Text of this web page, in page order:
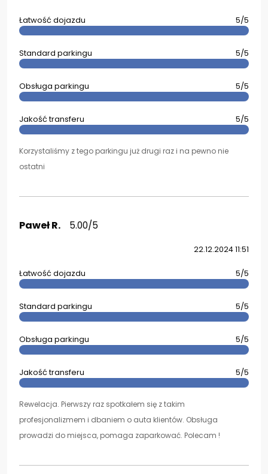
Łatwość dojazdu 5/5
Standard parkingu 5/5
Obsługa parkingu 5/5
Jakość transferu 5/5
Korzystaliśmy z tego parkingu już drugi raz i na pewno nie
ostatni
Paweł R. 5.00/5
22.12.2024 11:51
Łatwość dojazdu 5/5
Standard parkingu 5/5
Obsługa parkingu 5/5
Jakość transferu 5/5
Rewelacja. Pierwszy raz spotkałem się z takim
profesjonalizmem i dbaniem o auta klientów. Obsługa
prowadzi do miejsca, pomaga zaparkować. Polecam !